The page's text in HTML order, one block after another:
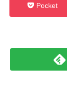
Pocket